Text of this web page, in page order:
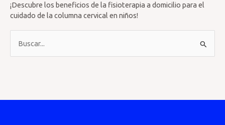
¡Descubre los beneficios de la fisioterapia a domicilio para el
cuidado de la columna cervical en niños!